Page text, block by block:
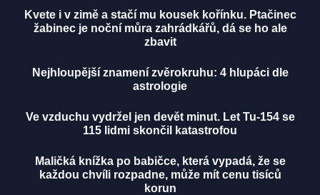
Kvete i v zimě a stačí mu kousek kořínku. Ptačinec
žabinec je noční můra zahrádkářů, dá se ho ale
zbavit
Nejhloupější znamení zvěrokruhu: 4 hlupáci dle
astrologie
Ve vzduchu vydržel jen devět minut. Let Tu-154 se
115 lidmi skončil katastrofou
Maličká knížka po babičce, která vypadá, že se
každou chvíli rozpadne, může mít cenu tisíců
korun